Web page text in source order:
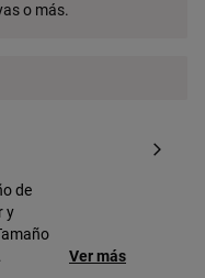
o más.
de
y
Ver más